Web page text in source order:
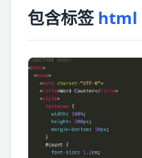
包含标签html